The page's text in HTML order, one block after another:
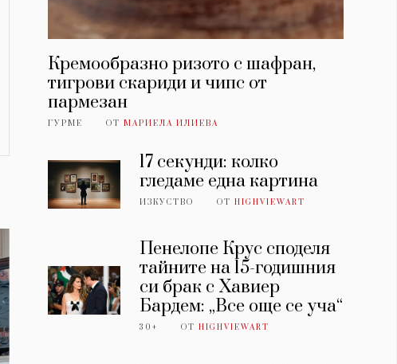
Кремообразно ризото с шафран,
тигрови скариди и чипс от
пармезан
ГУРМЕ ОТ МАРИЕЛА ИЛИЕВА
17 секунди: колко
гледаме една картина
ИЗКУСТВО ОТHIGHVIEWART
Пенелопе Крус споделя
тайните на 15-годишния
си брак с Хавиер
Бардем: „Все още се уча“
30+ ОТHIGHVIEWART